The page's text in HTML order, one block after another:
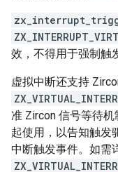
效，不得用于强制触
虚拟中断还支持
准 Zircon 信号等待机
起使用，以告知触发
中断触发事件。如需